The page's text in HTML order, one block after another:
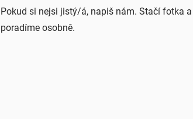
Pokud si nejsi jistý/á, napiš nám. Stačí fotka
poradíme osobně.